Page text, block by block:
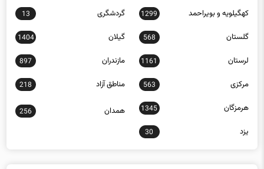
کهگیلویه و بویراحمد 1299 گردشگری 13
گلستان 568 گیلان 1404
لرستان 1161 مازندران 897
مرکزی 563 مناطق آزاد 218
هرمزگان 1345 همدان 256
یزد 30